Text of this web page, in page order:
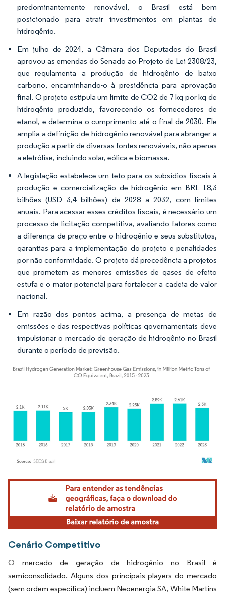
predominantemente renovável, o Brasil está bem
posicionado para atrair investimentos em plantas de
hidrogênio.
Em julho de 2024, a Câmara dos Deputados do Brasil
aprovou as emendas do Senado ao Projeto de Lei 2308/23,
que regulamenta a produção de hidrogênio de baixo
carbono, encaminhando-o à presidência para aprovação
final. O projeto estipula um limite de CO2 de 7 kg por kg de
hidrogênio produzido, favorecendo os fornecedores de
etanol, e determina o cumprimento até o final de 2030. Ele
amplia a definição de hidrogênio renovável para abranger a
produção a partir de diversas fontes renováveis, não apenas
a eletrólise, incluindo solar, eólica e biomassa.
A legislação estabelece um teto para os subsídios fiscais à
produção e comercialização de hidrogênio em BRL 18,3
bilhões (USD 3,4 bilhões) de 2028 a 2032, com limites
anuais. Para acessar esses créditos fiscais, é necessário um
processo de licitação competitiva, avaliando fatores como
a diferença de preço entre o hidrogênio e seus substitutos,
garantias para a implementação do projeto e penalidades
por não conformidade. O projeto dá precedência a projetos
que prometem as menores emissões de gases de efeito
estufa e o maior potencial para fortalecer a cadeia de valor
nacional.
Em razão dos pontos acima, a presença de metas de
emissões e das respectivas políticas governamentais deve
impulsionar o mercado de geração de hidrogênio no Brasil
durante o período de previsão.
Imagem © Mordor Intelligence. O reuso requer atribuição conforme CC BY 4.0.
Cenário Competitivo
O mercado de geração de hidrogênio no Brasil é
semiconsolidado. Alguns dos principais players do mercado
(sem ordem específica) incluem Neoenergia SA, White Martins